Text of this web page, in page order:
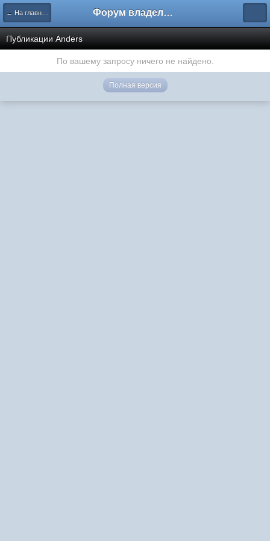
← На главную Форум владельцев интернет-магазинов
Публикации Anders
По вашему запросу ничего не найдено.
Полная версия